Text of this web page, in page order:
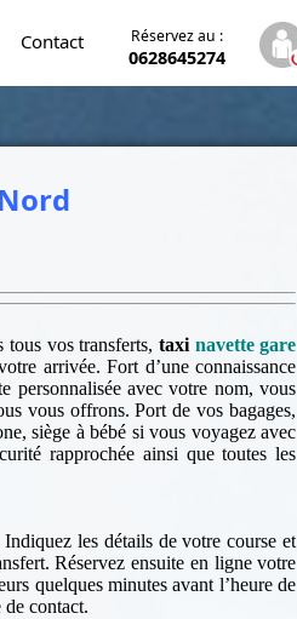
Contact Réservez au :
0628645274
vos transferts, taxi navette gare
arrivée. Fort d’une connaissance
personnalisée avec votre nom, vous
vous offrons. Port de vos bagages,
siège à bébé si vous voyagez avec
rapprochée ainsi que toutes les
les détails de votre course et
Réservez ensuite en ligne votre
quelques minutes avant l’heure de
contact.